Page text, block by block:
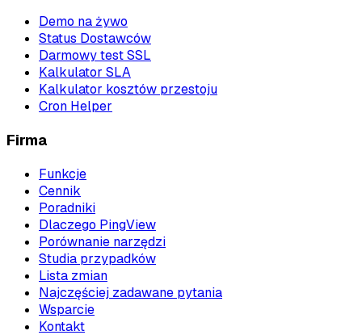
Demo na żywo
Status Dostawców
Darmowy test SSL
Kalkulator SLA
Kalkulator kosztów przestoju
Cron Helper
Firma
Funkcje
Cennik
Poradniki
Dlaczego PingView
Porównanie narzędzi
Studia przypadków
Lista zmian
Najczęściej zadawane pytania
Wsparcie
Kontakt